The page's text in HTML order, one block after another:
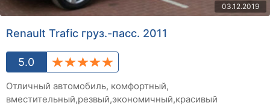
03.12.2019
Renault Trafic груз.-пасс. 2011
5.0
Отличный автомобиль, комфортный,
вместительный,резвый,экономичный,красивый